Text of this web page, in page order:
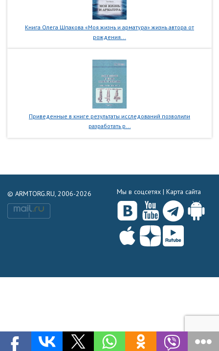
Книга Олега Шпакова «Моя жизнь и арматура» жизнь автора от
рождения...
Приведенные в книге результаты исследований позволили
разработать р...
© ARMTORG.RU, 2006-2026 Мы в соцсетях | Карта сайта